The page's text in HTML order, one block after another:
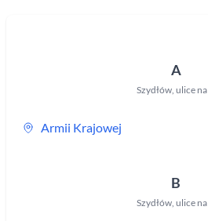
A
Szydłów, ulice na
Armii Krajowej
B
Szydłów, ulice na